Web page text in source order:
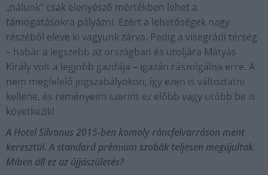
„nálunk” csak elenyésző mértékben lehet a
támogatásokra pályázni. Ezért a lehetőségek nagy
részéből eleve ki vagyunk zárva. Pedig a visegrádi térség
– habár a legszebb az országban és utoljára Mátyás
Király volt a legjobb gazdája – igazán rászolgálna erre. A
nem megfelelő jogszabályokon, így ezen is változtatni
kellene, és reményeim szerint ez előbb vagy utóbb be is
következik!
A Hotel Silvanus 2015-ben komoly ráncfelvarráson ment
keresztül. A standard prémium szobák teljesen megújultak.
Miben áll ez az újjászületés?